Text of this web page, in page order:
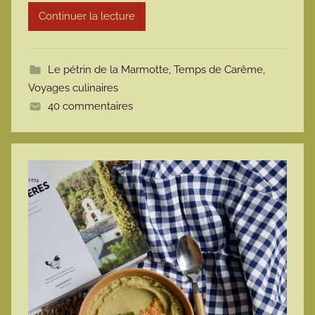
t
Continuer la lecture
Le pétrin de la Marmotte, Temps de Carême,
Voyages culinaires
40 commentaires